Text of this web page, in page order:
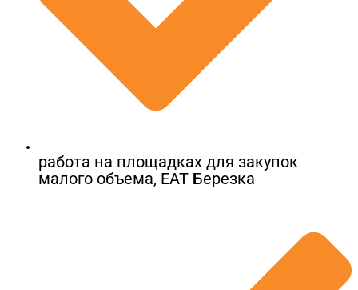
работа на площадках для закупок
малого объема, ЕАТ Березка